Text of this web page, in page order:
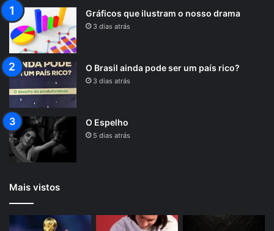
Gráficos que ilustram o nosso drama
3 dias atrás
O Brasil ainda pode ser um país rico?
3 dias atrás
O Espelho
5 dias atrás
Mais vistos